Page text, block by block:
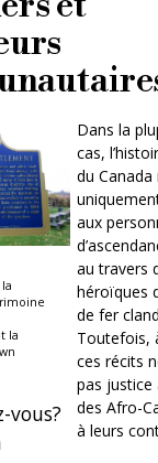
la
vous?
Dans la
cas,
du Canada
aux
au travers
héroïques
de fer
Toutefois,
ces récits
pas justice
des Afro-
à leurs